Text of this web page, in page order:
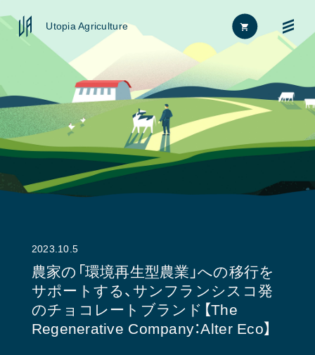
Utopia Agriculture
2023.10.5
農家の「環境再生型農業」への移行を
サポートする、サンフランシスコ発
のチョコレートブランド【The
Regenerative Company：Alter Eco】
Home
Approach
Journal
Partnership